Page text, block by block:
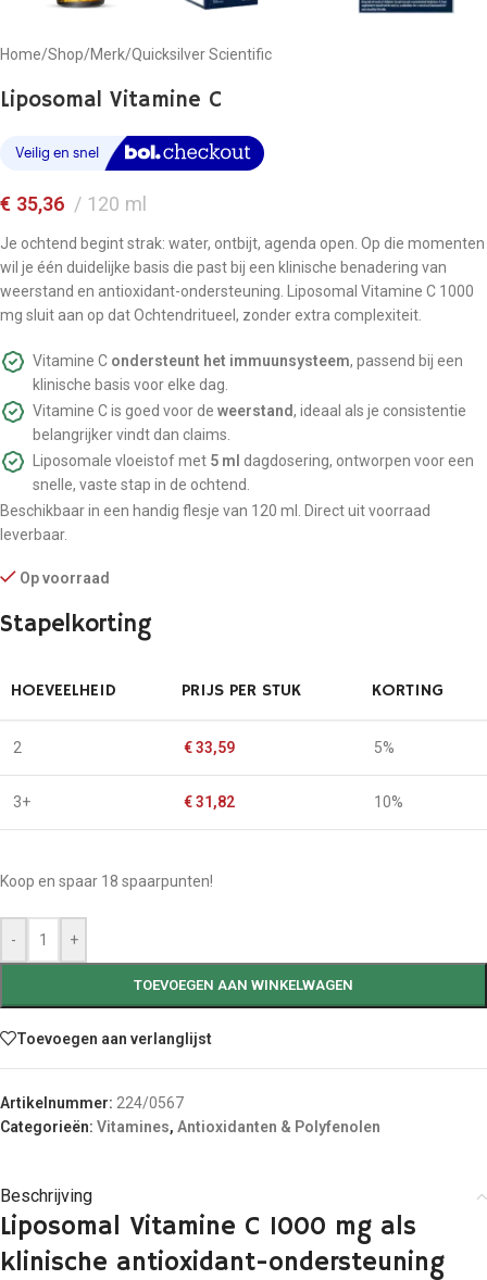
Home/Shop/Merk/Quicksilver Scientific
Liposomal Vitamine C
€ 35,36 120 ml
Je ochtend begint strak: water, ontbijt, agenda open. Op die momenten
wil je één duidelijke basis die past bij een klinische benadering van
weerstand en antioxidant-ondersteuning. Liposomal Vitamine C 1000
mg sluit aan op dat Ochtendritueel, zonder extra complexiteit.
Vitamine C ondersteunt het immuunsysteem, passend bij een
klinische basis voor elke dag.
Vitamine C is goed voor de weerstand, ideaal als je consistentie
belangrijker vindt dan claims.
Liposomale vloeistof met 5 ml dagdosering, ontworpen voor een
snelle, vaste stap in de ochtend.
Beschikbaar in een handig flesje van 120 ml. Direct uit voorraad
leverbaar.
Op voorraad
Stapelkorting
HOEVEELHEID PRIJS PER STUK KORTING
2 €33,59 5%
3+ €31,82 10%
Koop en spaar 18 spaarpunten!
- +
TOEVOEGEN AAN WINKELWAGEN
Toevoegen aan verlanglijst
Artikelnummer: 224/0567
Categorieën: Vitamines, Antioxidanten & Polyfenolen
Beschrijving
Liposomal Vitamine C 1000 mg als
klinische antioxidant-ondersteuning